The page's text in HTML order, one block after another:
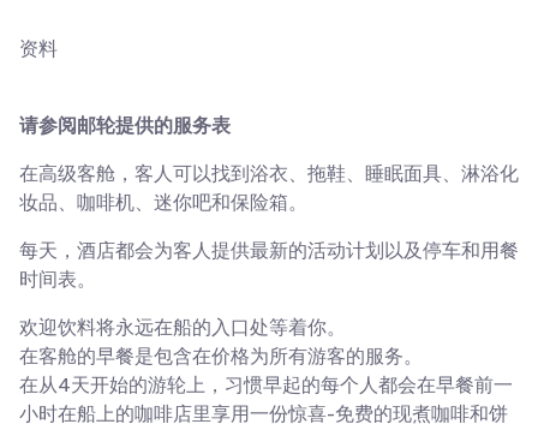
资料
请参阅邮轮提供的服务表
在高级客舱，客人可以找到浴衣、拖鞋、睡眠面具、淋浴化
妆品、咖啡机、迷你吧和保险箱。
每天，酒店都会为客人提供最新的活动计划以及停车和用餐
时间表。
欢迎饮料将永远在船的入口处等着你。
在客舱的早餐是包含在价格为所有游客的服务。
在从4天开始的游轮上，习惯早起的每个人都会在早餐前一
小时在船上的咖啡店里享用一份惊喜-免费的现煮咖啡和饼